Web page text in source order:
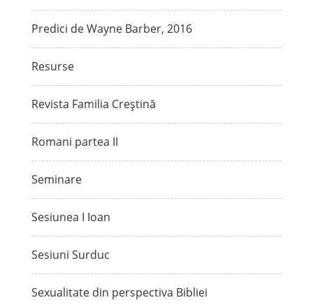
Predici de Wayne Barber, 2016
Resurse
Revista Familia Creștină
Romani partea II
Seminare
Sesiunea I Ioan
Sesiuni Surduc
Sexualitate din perspectiva Bibliei